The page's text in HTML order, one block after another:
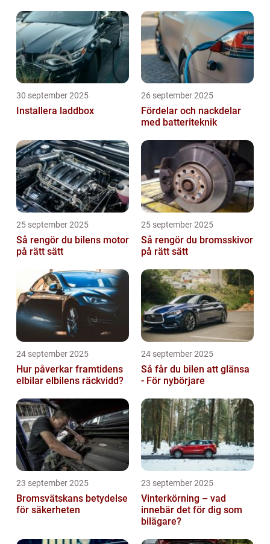
30 september 2025
Installera laddbox
26 september 2025
Fördelar och nackdelar
med batteriteknik
25 september 2025
Så rengör du bilens motor
på rätt sätt
25 september 2025
Så rengör du bromsskivor
på rätt sätt
24 september 2025
Hur påverkar framtidens
elbilar elbilens räckvidd?
24 september 2025
Så får du bilen att glänsa
- För nybörjare
23 september 2025
Bromsvätskans betydelse
för säkerheten
23 september 2025
Vinterkörning – vad
innebär det för dig som
bilägare?